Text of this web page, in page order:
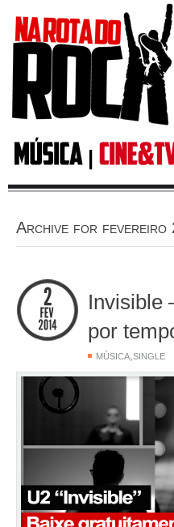
Archive for fevereiro
Invisible
por
MÚSICA,SINGLE